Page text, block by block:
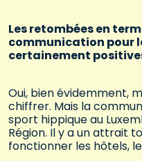
Les retombées en
communication pour
certainement
Oui, bien évidemment,
chiffrer. Mais la
sport hippique au
Région. Il y a un attrait
fonctionner les hôtels,